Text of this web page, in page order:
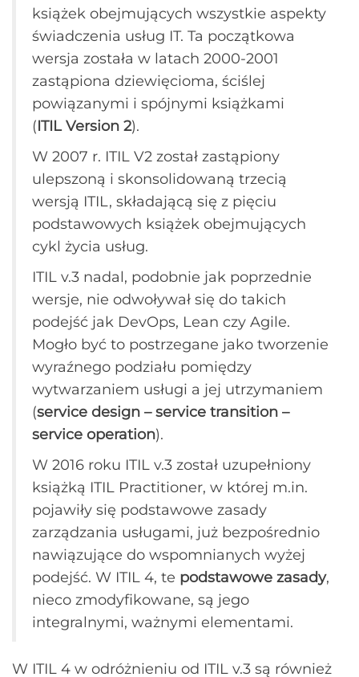
książek obejmujących wszystkie aspekty
świadczenia usług IT. Ta początkowa
wersja została w latach 2000-2001
zastąpiona dziewięcioma, ściślej
powiązanymi i spójnymi książkami
(ITIL Version 2).
W 2007 r. ITIL V2 został zastąpiony
ulepszoną i skonsolidowaną trzecią
wersją ITIL, składającą się z pięciu
podstawowych książek obejmujących
cykl życia usług.
ITIL v.3 nadal, podobnie jak poprzednie
wersje, nie odwoływał się do takich
podejść jak DevOps, Lean czy Agile.
Mogło być to postrzegane jako tworzenie
wyraźnego podziału pomiędzy
wytwarzaniem usługi a jej utrzymaniem
(service design – service transition –
service operation).
W 2016 roku ITIL v.3 został uzupełniony
książką ITIL Practitioner, w której m.in.
pojawiły się podstawowe zasady
zarządzania usługami, już bezpośrednio
nawiązujące do wspomnianych wyżej
podejść. W ITIL 4, te podstawowe zasady,
nieco zmodyfikowane, są jego
integralnymi, ważnymi elementami.
W ITIL 4 w odróżnieniu od ITIL v.3 są również